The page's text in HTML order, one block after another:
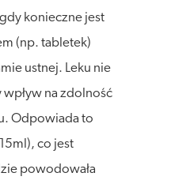
konieczne jest
(np. tabletek)
ustnej. Leku nie
na zdolność
Odpowiada to
co jest
powodowała